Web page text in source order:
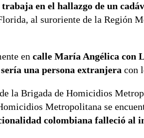
trabaja en el hallazgo de un
al suroriente de la Región
en calle María Angélica con
una persona extranjera con
la Brigada de Homicidios
Metropolitana se
colombiana falleció